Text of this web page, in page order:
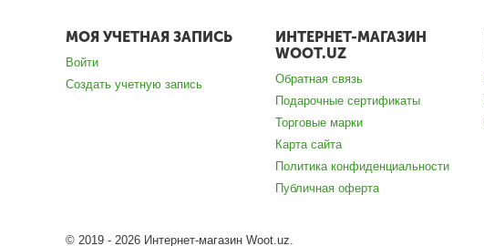
МОЯ УЧЕТНАЯ ЗАПИСЬ
Войти
Создать учетную запись
ИНТЕРНЕТ-МАГАЗИН
WOOT.UZ
Обратная связь
Подарочные сертификаты
Торговые марки
Карта сайта
Политика конфиденциальности
Публичная оферта
© 2019 - 2026 Интернет-магазин Woot.uz.